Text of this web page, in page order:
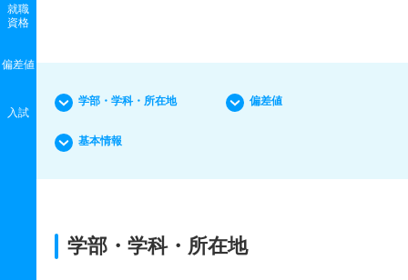
就職
資格
偏差値
入試
学部・学科・所在地 偏差値
基本情報
学部・学科・所在地